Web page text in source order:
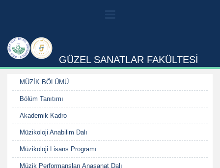
GÜZEL SANATLAR FAKÜLTESİ
MÜZİK BÖLÜMÜ
Bölüm Tanıtımı
Akademik Kadro
Müzikoloji Anabilim Dalı
Müzikoloji Lisans Programı
Müzik Performansları Anasanat Dalı